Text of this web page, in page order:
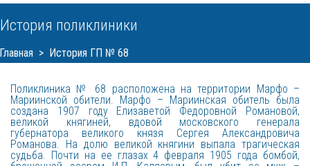
История поликлиники
Главная >  История ГП № 68
Поликлиника № 68 расположена на территории Марфо –
Мариинской обители. Марфо – Мариинская обитель была
создана 1907 году Елизаветой Федоровной Романовой,
великой княгиней, вдовой московского генерала
губернатора великого князя Сергея Александровича
Романова. На долю великой княгини выпала трагическая
судьба. Почти на ее глазах 4 февраля 1905 года бомбой,